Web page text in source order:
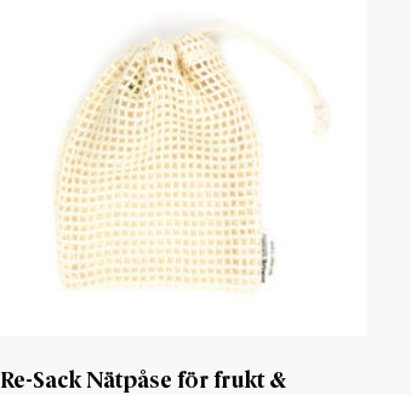
Re-Sack Nätpåse för frukt &